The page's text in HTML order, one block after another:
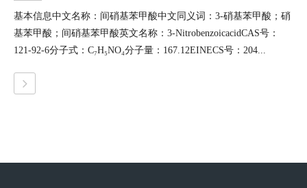
基本信息中文名称：间硝基苯甲酸中文同义词：3-硝基苯甲酸；硝
基苯甲酸；间硝基苯甲酸英文名称：3-NitrobenzoicacidCAS号：
121-92-6分子式：C₇H₅NO₄分子量：167.12EINECS号：204...